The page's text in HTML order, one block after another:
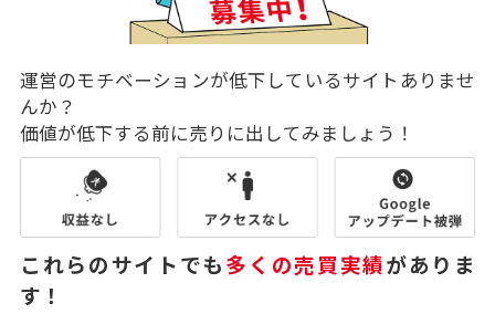
運営のモチベーションが低下しているサイトありませ
んか？
価値が低下する前に売りに出してみましょう！
これらのサイトでも多くの売買実績がありま
す！